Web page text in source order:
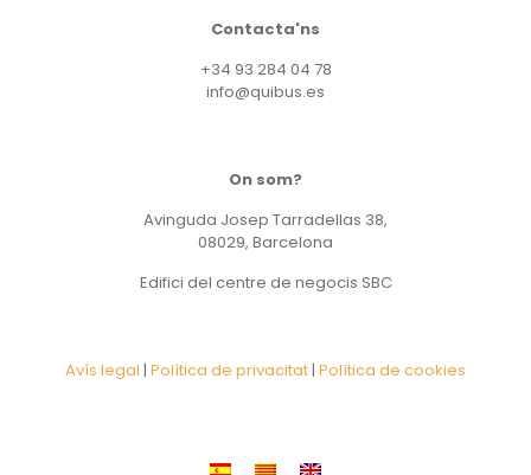
Contacta'ns
+34 93 284 04 78
info@quibus.es
On som?
Avinguda Josep Tarradellas 38,
08029, Barcelona
Edifici del centre de negocis SBC
Avís legal | Política de privacitat| Política de cookies